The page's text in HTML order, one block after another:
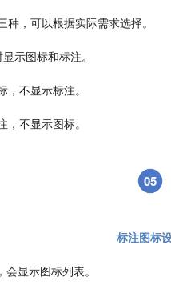
种，可以根据实际需求选择。
示图标和标注。
，不显示标注。
，不显示图标。
05
标注图标
显示图标列表。